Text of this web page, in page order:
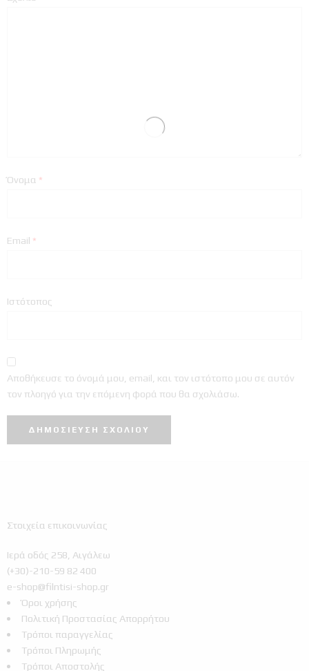
Όνομα *
Email *
Ιστότοπος
Αποθήκευσε το όνομά μου, email, και τον ιστότοπο μου σε αυτόν
τον πλοηγό για την επόμενη φορά που θα σχολιάσω.
Στοιχεία επικοινωνίας
Ιερά οδός 258, Αιγάλεω
(+30)-210-59 82 400
e-shop@filntisi-shop.gr
Όροι χρήσης
Πολιτική Προστασίας Απορρήτου
Τρόποι παραγγελίας
Τρόποι Πληρωμής
Τρόποι Αποστολής